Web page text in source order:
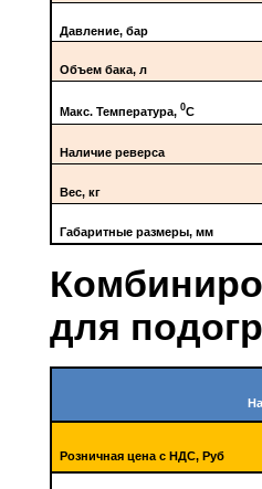
Давление, бар
Объем бака, л
Макс. Температура,0С
Наличие реверса
Вес, кг
Габаритные размеры, мм
для
Розничная цена с НДС, Руб